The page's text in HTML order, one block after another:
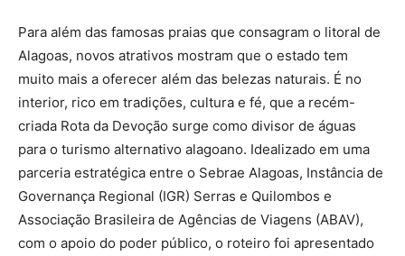
Para além das famosas praias que consagram o litoral de
Alagoas, novos atrativos mostram que o estado tem
muito mais a oferecer além das belezas naturais. É no
interior, rico em tradições, cultura e fé, que a recém-
criada Rota da Devoção surge como divisor de águas
para o turismo alternativo alagoano. Idealizado em uma
parceria estratégica entre o Sebrae Alagoas, Instância de
Governança Regional (IGR) Serras e Quilombos e
Associação Brasileira de Agências de Viagens (ABAV),
com o apoio do poder público, o roteiro foi apresentado